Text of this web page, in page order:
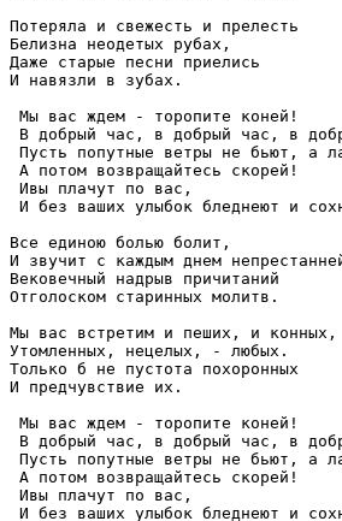
Потеряла и свежесть и прелесть
Белизна неодетых рубах,
Даже старые песни приелись
И навязли в зубах.
Мы вас ждем - торопите коней!
В добрый час, в добрый час, в
Пусть попутные ветры не бьют, а
А потом возвращайтесь скорей!
Ивы плачут по вас,
И без ваших улыбок бледнеют и
Все единою болью болит,
И звучит с каждым днем
Вековечный надрыв причитаний
Отголоском старинных молитв.
Мы вас встретим и пеших, и конных,
Утомленных, нецелых, - любых.
Только б не пустота похоронных
И предчувствие их.
Мы вас ждем - торопите коней!
В добрый час, в добрый час, в
Пусть попутные ветры не бьют, а
А потом возвращайтесь скорей!
Ивы плачут по вас,
И без ваших улыбок бледнеют и